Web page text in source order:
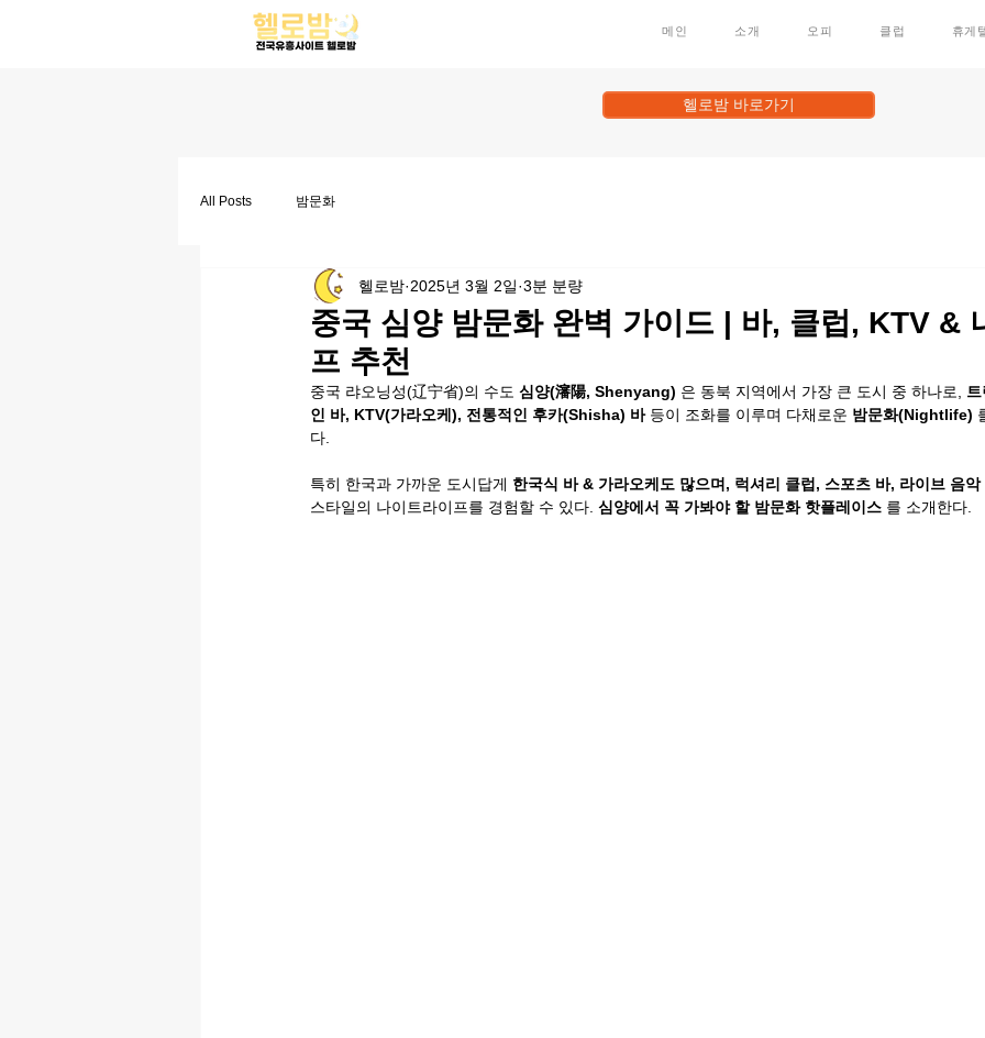
메인 소개 오피 클럽 휴게
헬로밤 바로가기
All Posts 밤문화
중국 심양 밤문화 완벽 가이드 | 바, 클럽, KTV &
프 추천
헬로밤 2025년 3월 2일 3분 분량
중국 랴오닝성(辽宁省)의 수도 심양(瀋陽, Shenyang) 은 동북 지역에서 가장 큰 도시 중 하나로,
인 바, KTV(가라오케), 전통적인 후카(Shisha) 바 등이 조화를 이루며 다채로운 밤문화(Nightlife)
다.
특히 한국과 가까운 도시답게 한국식 바 & 가라오케도 많으며, 럭셔리 클럽, 스포츠 바, 라이브 음악
스타일의 나이트라이프를 경험할 수 있다. 심양에서 꼭 가봐야 할 밤문화 핫플레이스 를 소개한다.